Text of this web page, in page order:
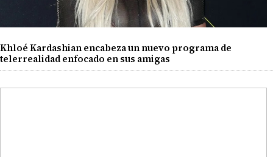
Khloé Kardashian encabeza un nuevo programa de
telerrealidad enfocado en sus amigas